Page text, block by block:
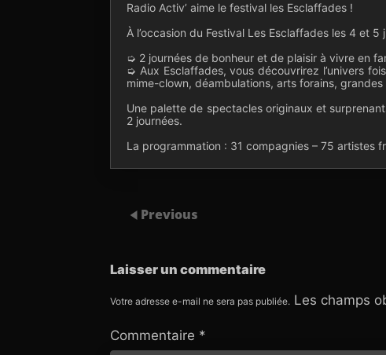
Radio Activ’ aime le festival les Esclaffades !
À l’occasion du Festival Les Esclaffades les 4 et 5
➭ 2 journées de bonheur et de plaisir à vivre en
➭ Aux Esclaffades, vous découvrirez l’univers
mime-clown, déambulations, arts forains,
Une palette de spectacles originaux et
2 journées.
La programmation : 31 compagnies – 75 artistes
Previous
Laisser un commentaire
Votre adresse e-mail ne sera pas publiée. Les champs
Commentaire *